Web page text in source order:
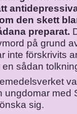
den skett
preparat.
på grund
inte förskrivits
en sådan
ungdomar med
sig.